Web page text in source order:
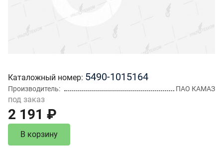
Каталожный номер 5490-1015164
Производитель ПАО КАМАЗ
под заказ
2 191 ₽
В корзину